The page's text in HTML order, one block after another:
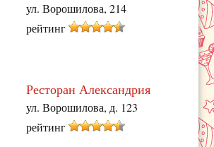
ул. Ворошилова, 214
рейтинг
Ресторан Александрия
ул. Ворошилова, д. 123
рейтинг